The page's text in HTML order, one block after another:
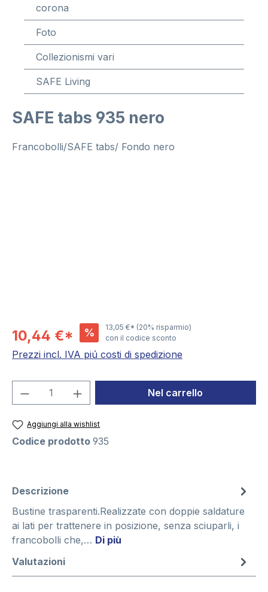
corona
Foto
Collezionismi vari
SAFE Living
SAFE tabs 935 nero
Francobolli/SAFE tabs/ Fondo nero
10,44 €* % 13,05 €* (20% risparmio)
con il codice sconto
Prezzi incl. IVA piú costi di spedizione
Quantità del prodotto: inserisci la
Nel carrello
Aggiungi alla wishlist
Codice prodotto 935
Descrizione
Bustine trasparenti.Realizzate con doppie saldature
ai lati per trattenere in posizione, senza sciuparli, i
francobolli che,… Di più
Valutazioni